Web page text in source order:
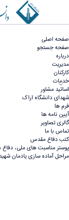
صفحه اصلی
صفحه جستجو
درباره
مدیریت
کارکنان
خدمات
اساتید مشاور
شهدای دانشگاه اراک
فرم ها
آیین نامه ها
گالری تصاویر
تماس با ما
کتب دفاع مقدس
پوستر مناسبت های ملی،
مراحل آماده سازی یادمان